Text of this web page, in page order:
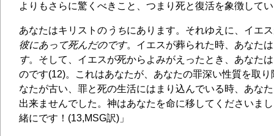
よりもさらに驚くべきこと、つまり死と復活を象徴して
あなたはキリストの うちにあります。それゆえに、イエ
彼にあって死んだのです。イエスが葬られた時、あなたは
す。そして、イエスが死からよみがえったとき、あなたは
のです(12)。
これはあなたが、あなたの罪深い性質を取
なたが古い、罪と死の生活にはまり込んでいる時、あな
出来ませんでした。神はあなたを命に移してくださいま
緒にです！(13,MSG訳)」